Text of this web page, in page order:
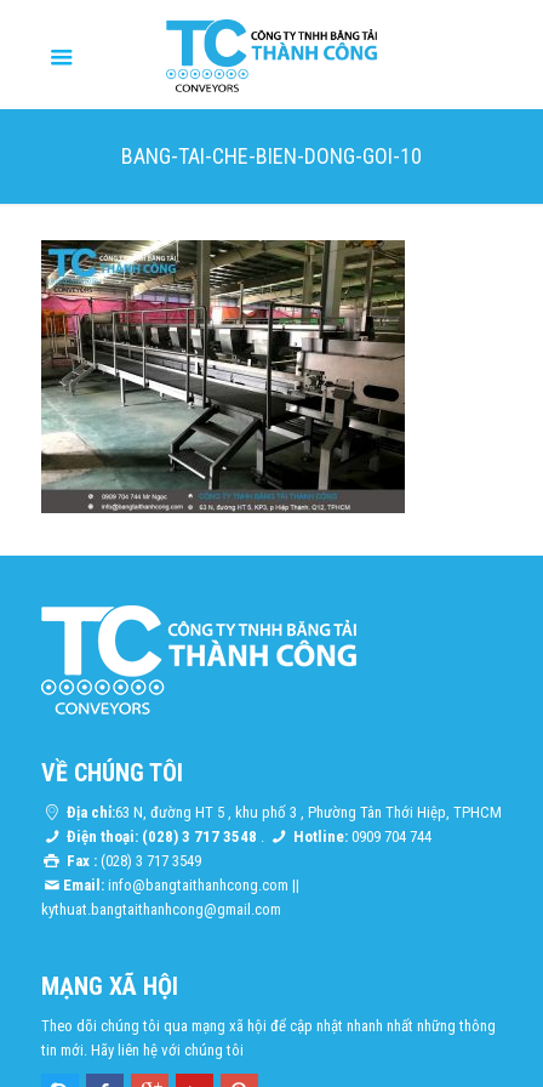
BANG-TAI-CHE-BIEN-DONG-GOI-10
VỀ CHÚNG TÔI
Địa chỉ:63 N, đường HT 5 , khu phố 3 , Phường Tân Thới Hiệp, TPHCM
Điện thoại: (028) 3 717 3548 . Hotline: 0909 704 744
Fax :(028) 3 717 3549
Email: info@bangtaithanhcong.com ||
kythuat.bangtaithanhcong@gmail.com
MẠNG XÃ HỘI
Theo dõi chúng tôi qua mạng xã hội để cập nhật nhanh nhất những thông
tin mới. Hãy liên hệ với chúng tôi